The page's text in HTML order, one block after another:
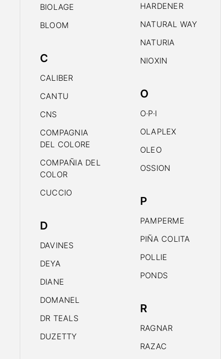
BIOLAGE
BLOOM
C
CALIBER
CANTU
CNS
COMPAGNIA
DEL COLORE
COMPAÑIA DEL
COLOR
CUCCIO
D
DAVINES
DEYA
DIANE
DOMANEL
DR TEALS
DUZETTY
HARDENER
NATURAL WAY
NATURIA
NIOXIN
O
O·P·I
OLAPLEX
OLEO
OSSION
P
PAMPERME
PIÑA COLITA
POLLIE
PONDS
R
RAGNAR
RAZAC